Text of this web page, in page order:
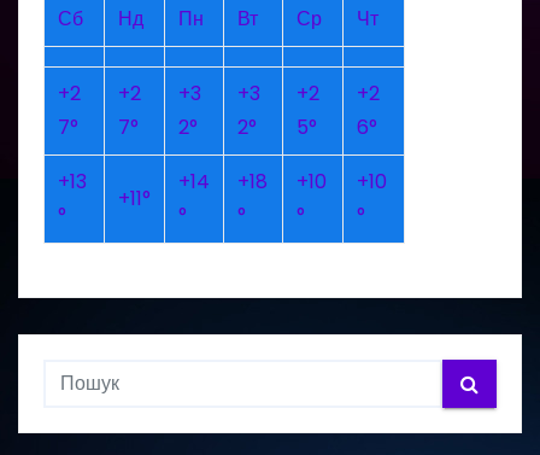
Сб
Нд Пн Вт Ср Чт
+2
7°
+2
7°
+3
2°
+3
2°
+2
5°
+2
6°
+13
°
+11°
+14
°
+18
°
+10
°
+10
°